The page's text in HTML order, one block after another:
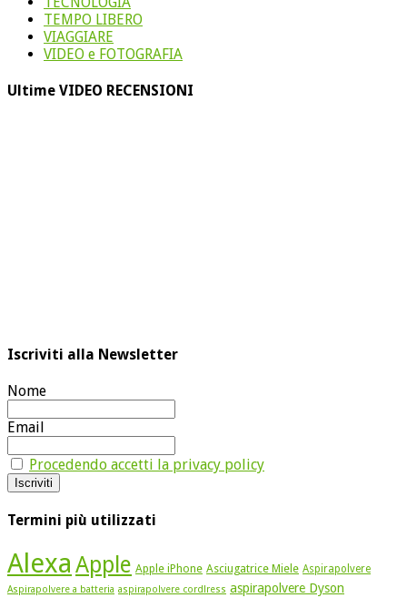
TEMPO LIBERO
VIAGGIARE
VIDEO e FOTOGRAFIA
Ultime VIDEO RECENSIONI
Iscriviti alla Newsletter
Nome
Email
Procedendo accetti la privacy policy
Termini più utilizzati
Alexa Apple Apple iPhone Asciugatrice Miele Aspirapolvere
Aspirapolvere a batteria aspirapolvere cordlress aspirapolvere Dyson